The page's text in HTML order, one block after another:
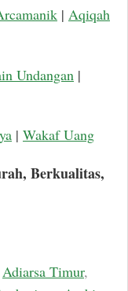
| Aqiqah
Undangan |
| Wakaf Uang
Berkualitas,
Adiarsa Timur,